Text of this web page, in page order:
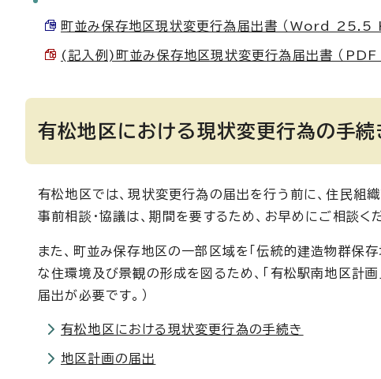
町並み保存地区現状変更行為届出書 （Word 25.5
(記入例)町並み保存地区現状変更行為届出書 （
有松地区における現状変更行為の手続
有松地区では、現状変更行為の届出を行う前に、住民組織
事前相談・協議は、期間を要するため、お早めにご相談く
また、町並み保存地区の一部区域を「伝統的建造物群保
な住環境及び景観の形成を図るため、「有松駅南地区計画
届出が必要です。）
有松地区における現状変更行為の手続き
地区計画の届出